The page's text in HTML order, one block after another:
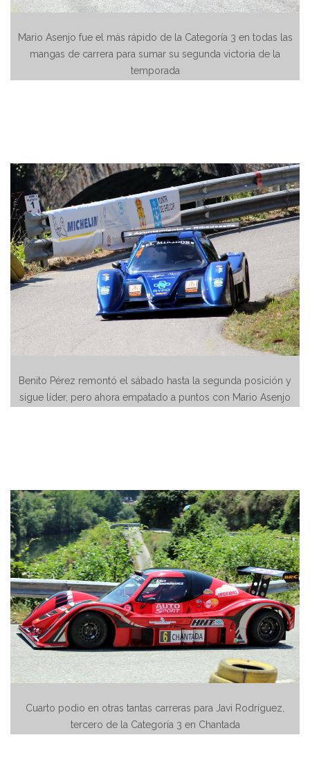
Mario Asenjo fue el más rápido de la Categoría 3 en todas las
mangas de carrera para sumar su segunda victoria de la
temporada
Benito Pérez remontó el sábado hasta la segunda posición y
sigue líder, pero ahora empatado a puntos con Mario Asenjo
Cuarto podio en otras tantas carreras para Javi Rodríguez,
tercero de la Categoría 3 en Chantada